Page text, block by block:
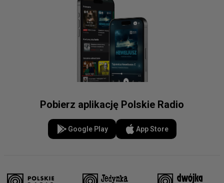
Pobierz aplikację Polskie Radio
Google Play App Store